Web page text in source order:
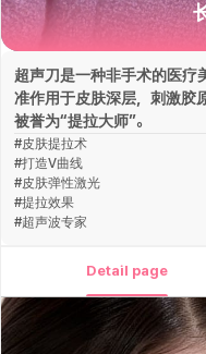
超声刀是一种非手术的医疗
准作用于皮肤深层，刺激胶
被誉为“提拉大师”。
#皮肤提拉术
#打造V曲线
#皮肤弹性激光
#提拉效果
#超声波专家
Detail page